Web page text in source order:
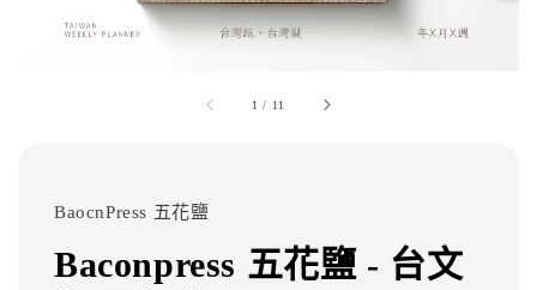
1 / 11
BaocnPress 五花鹽
Baconpress 五花鹽 - 台文